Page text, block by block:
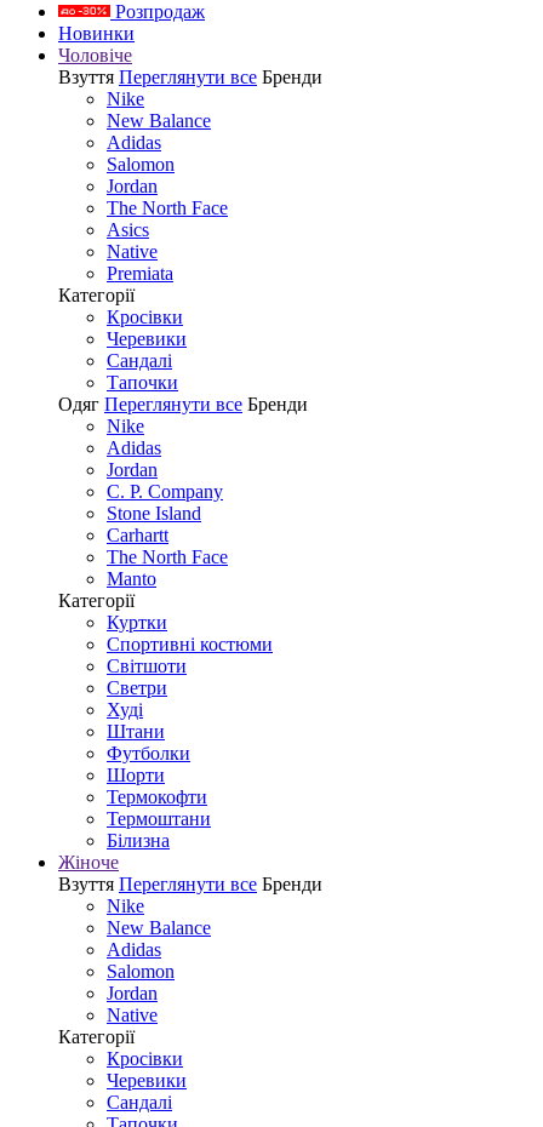
Розпродаж
Новинки
Чоловіче
Взуття Переглянути все Бренди
Nike
New Balance
Adidas
Salomon
Jordan
The North Face
Asics
Native
Premiata
Категорії
Кросівки
Черевики
Сандалі
Tапочки
Одяг Переглянути все Бренди
Nike
Adidas
Jordan
C. P. Company
Stone Island
Carhartt
The North Face
Manto
Категорії
Куртки
Спортивні костюми
Світшоти
Светри
Худі
Штани
Футболки
Шорти
Термокофти
Термоштани
Білизна
Жіноче
Взуття Переглянути все Бренди
Nike
New Balance
Adidas
Salomon
Jordan
Native
Категорії
Кросівки
Черевики
Сандалі